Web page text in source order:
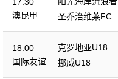
澳昆甲
圣乔治维莱FC
18:00
国际友谊
克罗地亚U18
挪威U18